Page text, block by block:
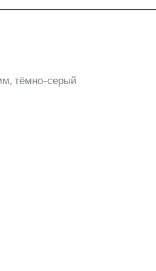
тёмно-серый